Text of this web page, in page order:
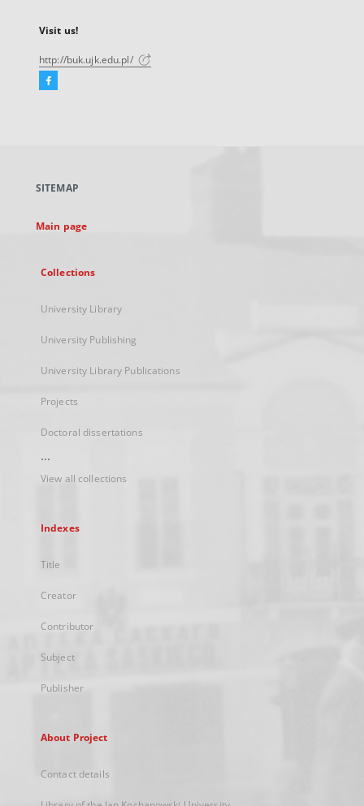
Visit us!
http://buk.ujk.edu.pl/
Facebook
new
SITEMAP
Main page
Collections
University Library
University Publishing
University Library Publications
Projects
Doctoral dissertations
...
View all collections
Indexes
Title
Creator
Contributor
Subject
Publisher
About Project
Contact details